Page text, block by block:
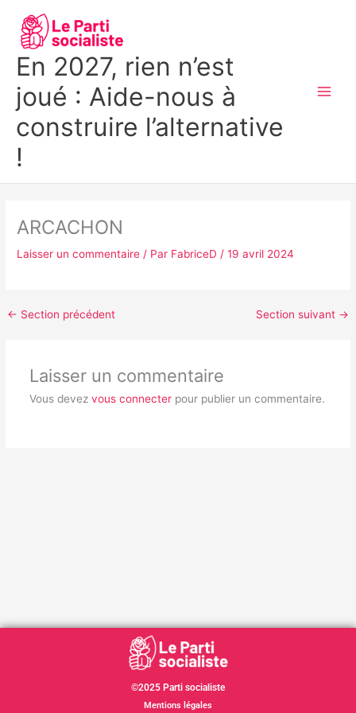
contenu
En 2027, rien n’est
joué : Aide-nous à
construire l’alternative
!
ARCACHON
Laisser un commentaire / Par FabriceD/19 avril 2024
← Section précédent Section suivant →
Laisser un commentaire
Vous devez vous connecterpour publier un commentaire.
©2025 Parti socialiste
Mentions légales